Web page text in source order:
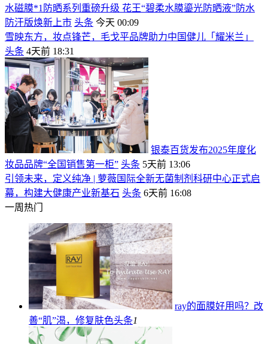
水磁膜*1防晒系列重磅升级 花王“碧柔水膜鎏光防晒液”防水
防汗版焕新上市 头条 今天 00:09
雪映东方，妆点锋芒，毛戈平品牌助力中国健儿「耀米兰」
头条 4天前 18:31
银泰百货发布2025年度化
妆品品牌“全国销售第一柜” 头条 5天前 13:06
引领未来，定义纯净 | 萝薇国际全新无菌制剂科研中心正式启
幕，构建大健康产业新基石 头条 6天前 16:08
一周热门
ray的面膜好用吗？改
善“肌”渴，修复肤色头条1